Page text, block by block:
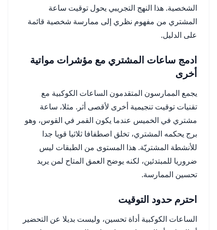
الشخصية. هذا النهج التجريبي يحول توقيت ساعة
المشتري من مفهوم نظري إلى ممارسة شخصية قائمة
على الدليل.
ادمج ساعات المشتري مع مؤشرات مواتية
أخرى
يجمع الممارسون المتقدمون الساعات الكوكبية مع
تقنيات توقيت تنجيمية أخرى لأقصى أثر. مثلا، ساعة
مشتري في الخميس عندما يكون القمر في القوس، وهو
برج يحكمه المشتري، تخلق اصطفافا ثلاثيا قويا جدا
للأنشطة المشتريّة. هذا المستوى من الطبقات ليس
ضروريا للمبتدئين، لكنه يوضح العمق المتاح لمن يريد
تحسين الممارسة.
احترم حدود التوقيت
الساعات الكوكبية أداة تحسين، وليست بديلا عن التحضير